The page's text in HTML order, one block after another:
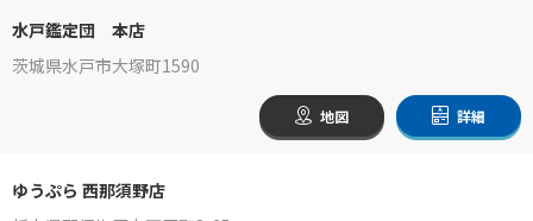
水戸鑑定団 本店
茨城県水戸市大塚町1590
地図 詳細
ゆうぷら 西那須野店